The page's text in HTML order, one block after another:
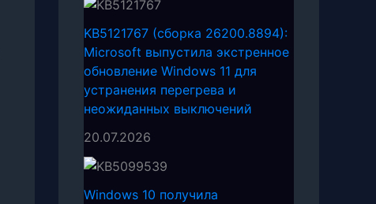
KB5121767 (сборка 26200.8894):
Microsoft выпустила экстренное
обновление Windows 11 для
устранения перегрева и
неожиданных выключений
20.07.2026
Windows 10 получила